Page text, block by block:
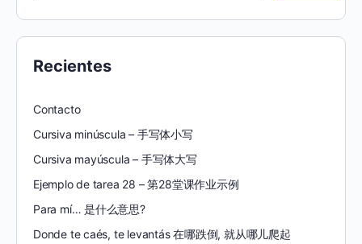
Recientes
Contacto
Cursiva minúscula – 手写体小写
Cursiva mayúscula – 手写体大写
Ejemplo de tarea 28 – 第28堂课作业示例
Para mí… 是什么意思?
Donde te caés, te levantás 在哪跌倒, 就从哪儿爬起